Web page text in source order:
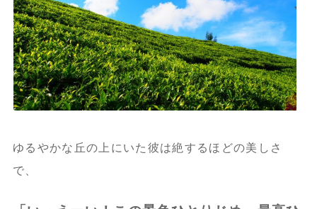
ゆるやかな丘の上にいた彼は絶するほどの美しさ
で、